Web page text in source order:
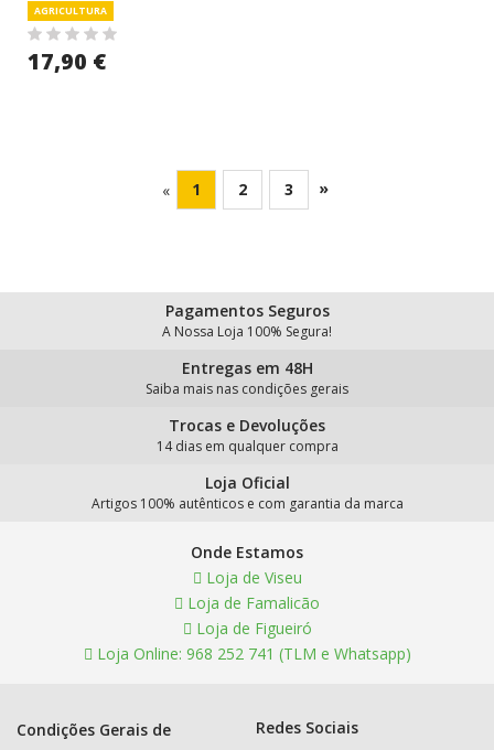
AGRICULTURA
17,90 €
« 1 2 3 »
Pagamentos Seguros
A Nossa Loja 100% Segura!
Entregas em 48H
Saiba mais nas condições gerais
Trocas e Devoluções
14 dias em qualquer compra
Loja Oficial
Artigos 100% autênticos e com garantia da marca
Onde Estamos
Loja de Viseu
Loja de Famalicão
Loja de Figueiró
Loja Online: 968 252 741 (TLM e Whatsapp)
Condições Gerais de Redes Sociais